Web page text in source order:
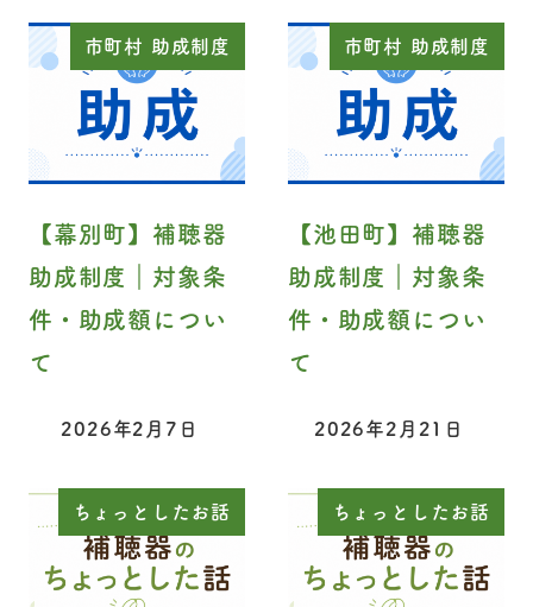
市町村 助成制度
【幕別町】補聴器
助成制度｜対象条
件・助成額につい
て
2026年2月7日
市町村 助成制度
【池田町】補聴器
助成制度｜対象条
件・助成額につい
て
2026年2月21日
ちょっとしたお話 ちょっとしたお話